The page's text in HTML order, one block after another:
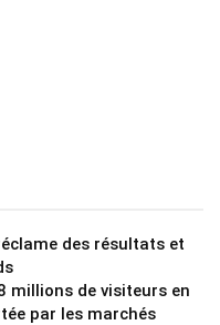
des résultats et
millions de visiteurs en
par les marchés